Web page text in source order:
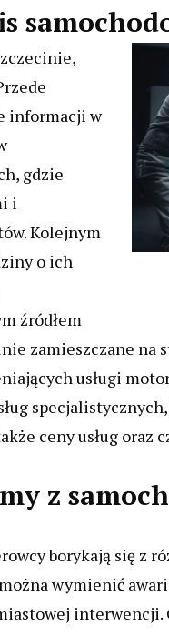
informacji w
gdzie
i
Kolejnym
o ich
źródłem
zamieszczane
usługi
ceny usług oraz
z
borykają się z
wymienić
interwencji.